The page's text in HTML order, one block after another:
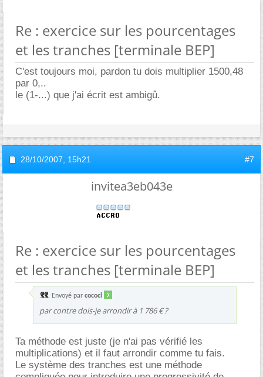
Re : exercice sur les pourcentages
et les tranches [terminale BEP]
C'est toujours moi, pardon tu dois multiplier 1500,48
par 0,..
le (1-...) que j'ai écrit est ambigû.
28/10/2007, 15h21 #7
invitea3eb043e
Re : exercice sur les pourcentages
et les tranches [terminale BEP]
Envoyé par cococl
par contre dois-je arrondir à 1 786 € ?
Ta méthode est juste (je n'ai pas vérifié les
multiplications) et il faut arrondir comme tu fais.
Le système des tranches est une méthode